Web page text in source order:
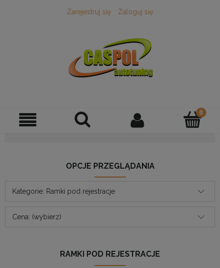
Zarejestruj się Zaloguj się
OPCJE PRZEGLĄDANIA
Kategorie: Ramki pod rejestracje
Cena: (wybierz)
RAMKI POD REJESTRACJE